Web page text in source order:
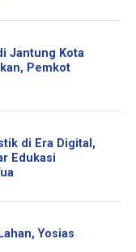
Jantung Kota
Pemkot
di Era Digital,
Edukasi
Yosias